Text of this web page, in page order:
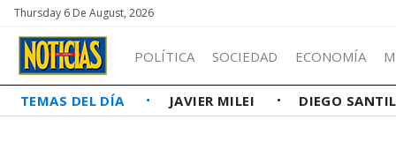
Thursday 6 De August, 2026
POLÍTICA SOCIEDAD ECONOMÍA
TEMAS DEL DÍA JAVIER MILEI DIEGO